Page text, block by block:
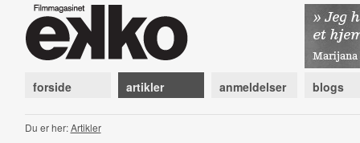
forside artikler anmeldelser blogs
Du er her:Artikler